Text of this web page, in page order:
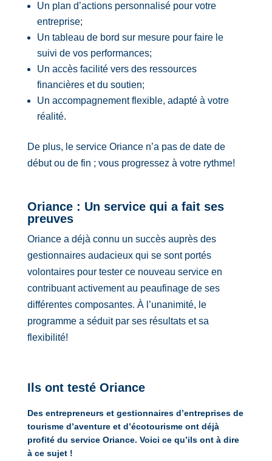
Un plan d’actions personnalisé pour votre
entreprise;
Un tableau de bord sur mesure pour faire le
suivi de vos performances;
Un accès facilité vers des ressources
financières et du soutien;
Un accompagnement flexible, adapté à votre
réalité.
De plus, le service Oriance n’a pas de date de
début ou de fin ; vous progressez à votre rythme!
Oriance : Un service qui a fait ses
preuves
Oriance a déjà connu un succès auprès des
gestionnaires audacieux qui se sont portés
volontaires pour tester ce nouveau service en
contribuant activement au peaufinage de ses
différentes composantes. À l’unanimité, le
programme a séduit par ses résultats et sa
flexibilité!
Ils ont testé Oriance
Des entrepreneurs et gestionnaires d’entreprises de
tourisme d’aventure et d’écotourisme ont déjà
profité du service Oriance. Voici ce qu’ils ont à dire
à ce sujet !